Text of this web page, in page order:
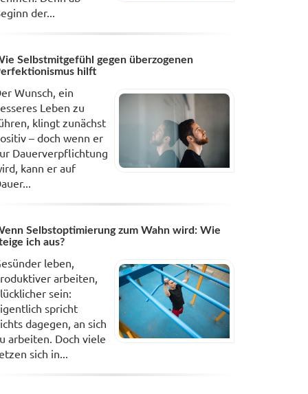
der...
Selbstmitgefühl gegen überzogenen
hilft
Wunsch, ein
Leben zu
klingt zunächst
– doch wenn er
Dauerverpflichtung
kann er auf
Selbstoptimierung zum Wahn wird: Wie
ich aus?
leben,
arbeiten,
sein:
spricht
dagegen, an sich
arbeiten. Doch viele
sich in...